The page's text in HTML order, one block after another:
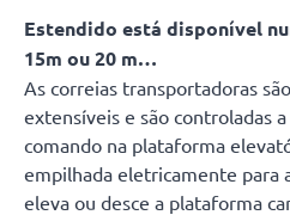
Estendido está disponível
15m ou 20 m…
As correias transportadoras
extensíveis e são controladas
comando na plataforma
empilhada eletricamente para
eleva ou desce a plataforma